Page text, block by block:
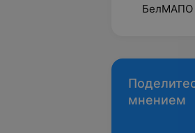
БелМАПО
мнением